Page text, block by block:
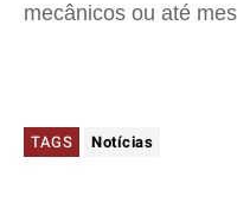
mecânicos ou até
TAGS Notícias